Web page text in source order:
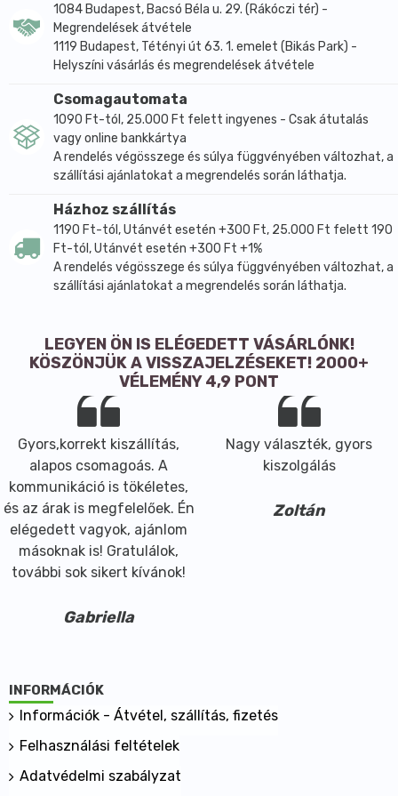
védelméhez. A cink és mangán hozzájárul a normál
csontozat fenntartásához.
Felhasználási útmutató: Felnőtteknek naponta 2x1
tabletta, étkezés közben, bő folyadékkal. Tárolás: 25C
alatt, száraz, fénytől védett helyen.
Forrás: gyártó/forgalmazó 2020 május
1084 Budapest, Bacsó Béla u. 29. (Rákóczi tér) -
Megrendelések átvétele
1119 Budapest, Tétényi út 63. 1. emelet (Bikás Park) -
Helyszíni vásárlás és megrendelések átvétele
Csomagautomata
1090 Ft-tól, 25.000 Ft felett ingyenes - Csak átutalás
vagy online bankkártya
A rendelés végösszege és súlya függvényében változhat, a
szállítási ajánlatokat a megrendelés során láthatja.
Házhoz szállítás
1190 Ft-tól, Utánvét esetén +300 Ft, 25.000 Ft felett 190
Ft-tól, Utánvét esetén +300 Ft +1%
A rendelés végösszege és súlya függvényében változhat, a
szállítási ajánlatokat a megrendelés során láthatja.
LEGYEN ÖN IS ELÉGEDETT VÁSÁRLÓNK!
KÖSZÖNJÜK A VISSZAJELZÉSEKET! 2000+
VÉLEMÉNY 4,9 PONT
Gyors,korrekt kiszállítás,
alapos csomagoás. A
kommunikáció is tökéletes,
és az árak is megfelelőek. Én
elégedett vagyok, ajánlom
másoknak is! Gratulálok,
további sok sikert kívánok!
Gabriella
Nagy választék, gyors
kiszolgálás
Zoltán
INFORMÁCIÓK
Információk - Átvétel, szállítás, fizetés
Felhasználási feltételek
Adatvédelmi szabályzat